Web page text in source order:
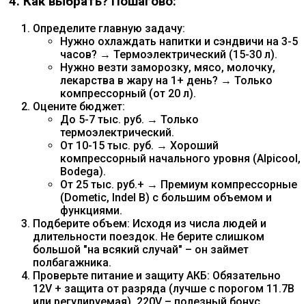
Определите главную задачу:
Нужно охлаждать напитки и сэндвичи на 3-5
часов? → Термоэлектрический (15-30 л).
Нужно везти заморозку, мясо, молочку,
лекарства в жару на 1+ день? → Только
компрессорный (от 20 л).
Оцените бюджет:
До 5-7 тыс. руб. → Только
термоэлектрический.
От 10-15 тыс. руб. → Хороший
компрессорный начального уровня (Alpicool,
Bodega).
От 25 тыс. руб.+ → Премиум компрессорные
(Dometic, Indel B) с большим объемом и
функциями.
Подберите объем: Исходя из числа людей и
длительности поездок. Не берите слишком
большой "на всякий случай" – он займет
полбагажника.
Проверьте питание и защиту АКБ: Обязательно
12V + защита от разряда (лучше с порогом 11.7В